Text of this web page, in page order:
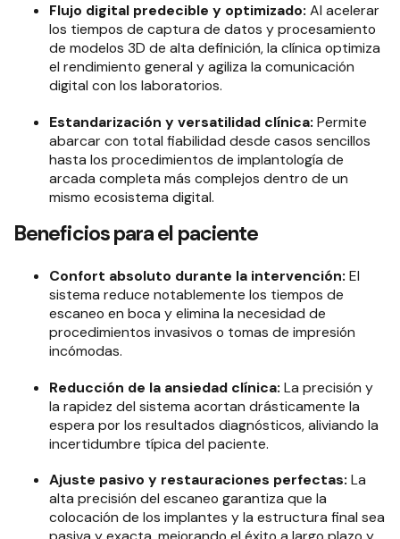
Flujo digital predecible y optimizado: Al acelerar
los tiempos de captura de datos y procesamiento
de modelos 3D de alta definición, la clínica optimiza
el rendimiento general y agiliza la comunicación
digital con los laboratorios.
Estandarización y versatilidad clínica: Permite
abarcar con total fiabilidad desde casos sencillos
hasta los procedimientos de implantología de
arcada completa más complejos dentro de un
mismo ecosistema digital.
Beneficios para el paciente
Confort absoluto durante la intervención: El
sistema reduce notablemente los tiempos de
escaneo en boca y elimina la necesidad de
procedimientos invasivos o tomas de impresión
incómodas.
Reducción de la ansiedad clínica: La precisión y
la rapidez del sistema acortan drásticamente la
espera por los resultados diagnósticos, aliviando la
incertidumbre típica del paciente.
Ajuste pasivo y restauraciones perfectas: La
alta precisión del escaneo garantiza que la
colocación de los implantes y la estructura final sea